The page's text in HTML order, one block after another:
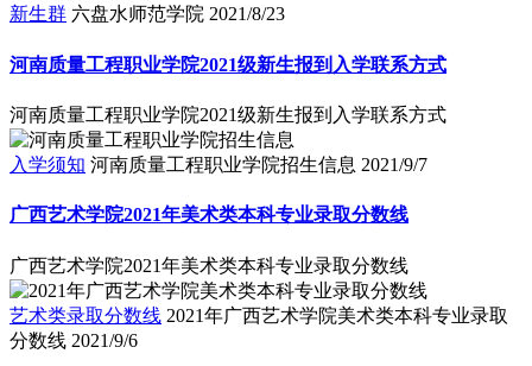
新生群 六盘水师范学院 2021/8/23
河南质量工程职业学院2021级新生报到入学联系方式
河南质量工程职业学院2021级新生报到入学联系方式
入学须知 河南质量工程职业学院招生信息 2021/9/7
广西艺术学院2021年美术类本科专业录取分数线
广西艺术学院2021年美术类本科专业录取分数线
艺术类录取分数线 2021年广西艺术学院美术类本科专业录取
分数线 2021/9/6